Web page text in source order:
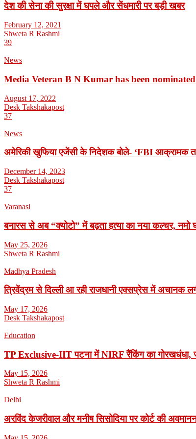
देश की सेना की सुरक्षा में घपले और सेंधमारी पर बड़ी खबर
February 12, 2021
Shweta R Rashmi
39
News
Media Veteran B N Kumar has been
August 17, 2022
Desk Takshakapost
37
News
अमेरिकी खुफिया एजेंसी के निदेशक बोले- ‘FBI आक्रामक
December 14, 2023
Desk Takshakapost
37
Varanasi
बनारस से अब “क्योटो” में बढ़ता हत्या का नया कल्चर, नमो
May 25, 2026
Shweta R Rashmi
Madhya Pradesh
त्रिवेंद्रम से दिल्ली आ रही राजधानी एक्सप्रेस में अचानक
May 17, 2026
Desk Takshakapost
Education
TP Exclusive-IIT पटना में NIRF रैंकिंग का गोरखधंधा,
May 15, 2026
Shweta R Rashmi
Delhi
अरविंद केजरीवाल और मनीष सिसोदिया पर कोर्ट की